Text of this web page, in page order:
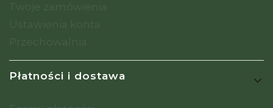
Twoje zamówienia
Ustawienia konta
Przechowalnia
Płatności i dostawa